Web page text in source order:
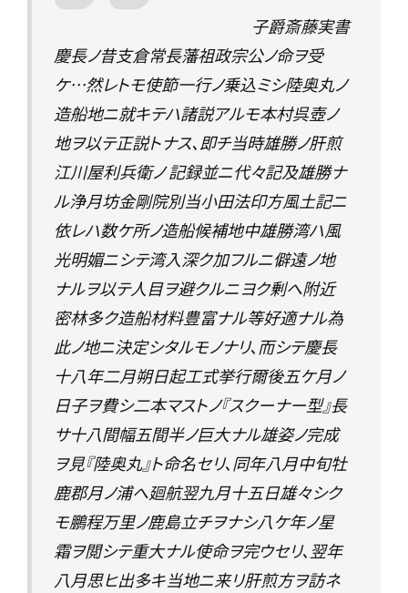
子爵斎藤実書
慶長ノ昔支倉常長藩祖政宗公ノ命ヲ受
ケ…然レトモ使節一行ノ乗込ミシ陸奥丸ノ
造船地ニ就キテハ諸説アルモ本村呉壺ノ
地ヲ以テ正説トナス、即チ当時雄勝ノ肝煎
江川屋利兵衛ノ 記録並ニ代々記及雄勝ナ
ル浄月坊金剛院別当小田法印方風土記ニ
依レハ数ケ所ノ造船候補地中雄勝湾ハ風
光明媚ニシテ湾入深ク加フルニ僻遠ノ地
ナルヲ以テ人目ヲ避クルニヨク剰へ附近
密林多ク造船材料豊富ナル等好適ナル為
此ノ地ニ決定シタルモノナリ、而シテ慶長
十八年二月朔日起工式挙行爾後五ケ月ノ
日子ヲ費シ二本マストノ『スクーナー型』長
サ十八間幅五間半ノ巨大ナル雄姿ノ完成
ヲ見『陸奥丸』ト命名セリ、同年八月中旬牡
鹿郡月ノ浦へ廻航翌九月十五日雄々シク
モ鵬程万里ノ鹿島立チヲナシ八ケ年ノ星
霜ヲ閲シテ重大ナル使命ヲ完ウセリ、翌年
八月思ヒ出多キ当地ニ来リ肝煎方ヲ訪ネ